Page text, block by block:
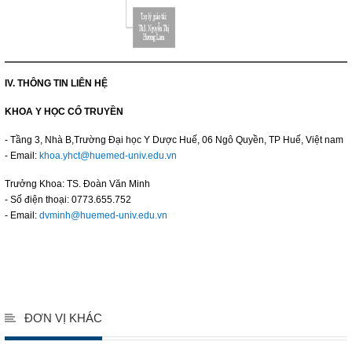
IV. THÔNG TIN LIÊN HỆ
KHOA Y HỌC CỔ TRUYỀN
- Tầng 3, Nhà B,Trường Đại học Y Dược Huế, 06 Ngô Quyền, TP Huế, Việt nam
- Email: khoa.yhct@huemed-univ.edu.vn
Trưởng Khoa: TS. Đoàn Văn Minh
- Số điện thoại: 0773.655.752
- Email: dvminh@huemed-univ.edu.vn
ĐƠN VỊ KHÁC